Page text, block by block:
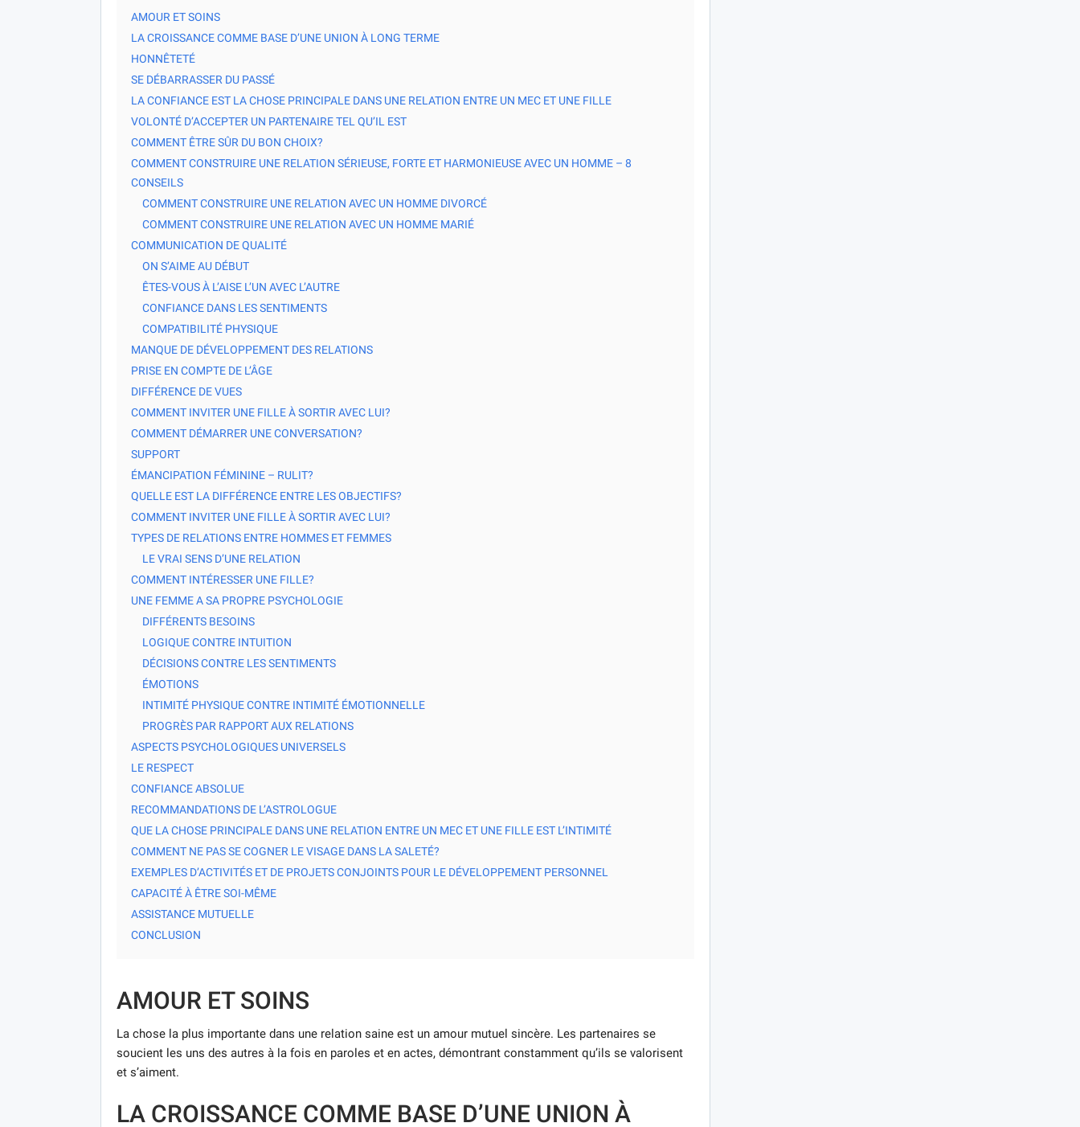
AMOUR ET SOINS
LA CROISSANCE COMME BASE D’UNE UNION À LONG TERME
HONNÊTETÉ
SE DÉBARRASSER DU PASSÉ
LA CONFIANCE EST LA CHOSE PRINCIPALE DANS UNE RELATION ENTRE UN MEC ET UNE FILLE
VOLONTÉ D’ACCEPTER UN PARTENAIRE TEL QU’IL EST
COMMENT ÊTRE SÛR DU BON CHOIX?
COMMENT CONSTRUIRE UNE RELATION SÉRIEUSE, FORTE ET HARMONIEUSE AVEC UN HOMME – 8
CONSEILS
COMMENT CONSTRUIRE UNE RELATION AVEC UN HOMME DIVORCÉ
COMMENT CONSTRUIRE UNE RELATION AVEC UN HOMME MARIÉ
COMMUNICATION DE QUALITÉ
ON S’AIME AU DÉBUT
ÊTES-VOUS À L’AISE L’UN AVEC L’AUTRE
CONFIANCE DANS LES SENTIMENTS
COMPATIBILITÉ PHYSIQUE
MANQUE DE DÉVELOPPEMENT DES RELATIONS
PRISE EN COMPTE DE L’ÂGE
DIFFÉRENCE DE VUES
COMMENT INVITER UNE FILLE À SORTIR AVEC LUI?
COMMENT DÉMARRER UNE CONVERSATION?
SUPPORT
ÉMANCIPATION FÉMININE – RULIT?
QUELLE EST LA DIFFÉRENCE ENTRE LES OBJECTIFS?
COMMENT INVITER UNE FILLE À SORTIR AVEC LUI?
TYPES DE RELATIONS ENTRE HOMMES ET FEMMES
LE VRAI SENS D’UNE RELATION
COMMENT INTÉRESSER UNE FILLE?
UNE FEMME A SA PROPRE PSYCHOLOGIE
DIFFÉRENTS BESOINS
LOGIQUE CONTRE INTUITION
DÉCISIONS CONTRE LES SENTIMENTS
ÉMOTIONS
INTIMITÉ PHYSIQUE CONTRE INTIMITÉ ÉMOTIONNELLE
PROGRÈS PAR RAPPORT AUX RELATIONS
ASPECTS PSYCHOLOGIQUES UNIVERSELS
LE RESPECT
CONFIANCE ABSOLUE
RECOMMANDATIONS DE L’ASTROLOGUE
QUE LA CHOSE PRINCIPALE DANS UNE RELATION ENTRE UN MEC ET UNE FILLE EST L’INTIMITÉ
COMMENT NE PAS SE COGNER LE VISAGE DANS LA SALETÉ?
EXEMPLES D’ACTIVITÉS ET DE PROJETS CONJOINTS POUR LE DÉVELOPPEMENT PERSONNEL
CAPACITÉ À ÊTRE SOI-MÊME
ASSISTANCE MUTUELLE
CONCLUSION
AMOUR ET SOINS
La chose la plus importante dans une relation saine est un amour mutuel sincère. Les partenaires se
soucient les uns des autres à la fois en paroles et en actes, démontrant constamment qu’ils se valorisent
et s’aiment.
LA CROISSANCE COMME BASE D’UNE UNION À